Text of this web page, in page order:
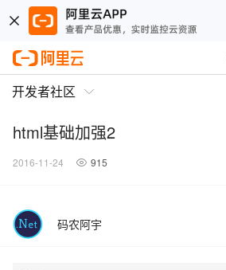
开发者社区
html基础加强2
2016-11-24 915
码农阿宇